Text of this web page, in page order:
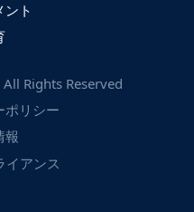
ント
Rights Reserved
ポリシー
報
イアンス